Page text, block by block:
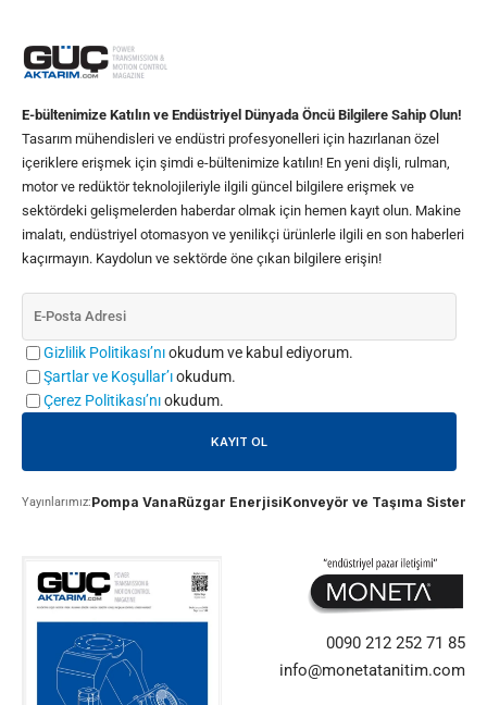
E-bültenimize Katılın ve Endüstriyel Dünyada Öncü Bilgilere Sahip Olun!
Tasarım mühendisleri ve endüstri profesyonelleri için hazırlanan özel
içeriklere erişmek için şimdi e-bültenimize katılın! En yeni dişli, rulman,
motor ve redüktör teknolojileriyle ilgili güncel bilgilere erişmek ve
sektördeki gelişmelerden haberdar olmak için hemen kayıt olun. Makine
imalatı, endüstriyel otomasyon ve yenilikçi ürünlerle ilgili en son haberleri
kaçırmayın. Kaydolun ve sektörde öne çıkan bilgilere erişin!
Gizlilik Politikası’nıokudum ve kabul ediyorum.
Şartlar ve Koşullar’ıokudum.
Çerez Politikası’nıokudum.
Yayınlarımız:Pompa VanaRüzgar EnerjisiKonveyör ve Taşıma
0090 212 252 71 85
info@monetatanitim.com